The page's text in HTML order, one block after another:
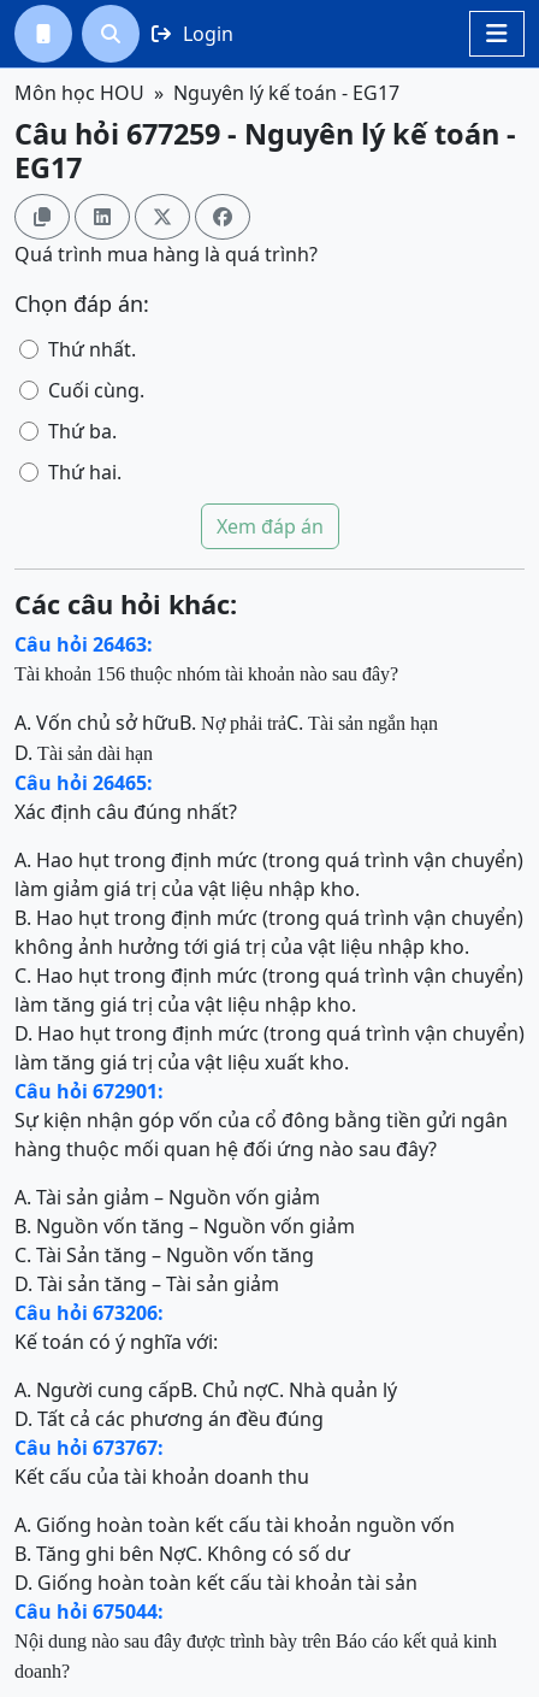

  Login
Môn học HOU Nguyên lý kế toán - EG17
Câu hỏi 677259 - Nguyên lý kế toán -
EG17
   
Quá trình mua hàng là quá trình?
Chọn đáp án:
Thứ nhất.
Cuối cùng.
Thứ ba.
Thứ hai.
Xem đáp án
Các câu hỏi khác:
Câu hỏi 26463:
Tài khoản 156 thuộc nhóm tài khoản nào sau đây?
A. Vốn chủ sở hữuB. Nợ phải trảC. Tài sản ngắn hạn
D. Tài sản dài hạn
Câu hỏi 26465:
Xác định câu đúng nhất?
A. Hao hụt trong định mức (trong quá trình vận chuyển)
làm giảm giá trị của vật liệu nhập kho.
B. Hao hụt trong định mức (trong quá trình vận chuyển)
không ảnh hưởng tới giá trị của vật liệu nhập kho.
C. Hao hụt trong định mức (trong quá trình vận chuyển)
làm tăng giá trị của vật liệu nhập kho.
D. Hao hụt trong định mức (trong quá trình vận chuyển)
làm tăng giá trị của vật liệu xuất kho.
Câu hỏi 672901:
Sự kiện nhận góp vốn của cổ đông bằng tiền gửi ngân
hàng thuộc mối quan hệ đối ứng nào sau đây?
A. Tài sản giảm – Nguồn vốn giảm
B. Nguồn vốn tăng – Nguồn vốn giảm
C. Tài Sản tăng – Nguồn vốn tăng
D. Tài sản tăng – Tài sản giảm
Câu hỏi 673206:
Kế toán có ý nghĩa với:
A. Người cung cấpB. Chủ nợC. Nhà quản lý
D. Tất cả các phương án đều đúng
Câu hỏi 673767:
Kết cấu của tài khoản doanh thu
A. Giống hoàn toàn kết cấu tài khoản nguồn vốn
B. Tăng ghi bên NợC. Không có số dư
D. Giống hoàn toàn kết cấu tài khoản tài sản
Câu hỏi 675044:
Nội dung nào sau đây được trình bày trên Báo cáo kết quả kinh
doanh?